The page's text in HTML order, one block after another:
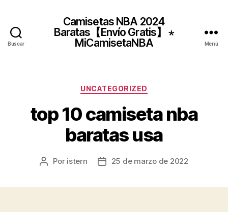
Buscar
Camisetas NBA 2024
Baratas【Envío Gratis】 ⋆
MiCamisetaNBA
Menú
Categorías
UNCATEGORIZED
top 10 camiseta nba
baratas usa
Autor
Por istern
Fecha25 de marzo de 2022